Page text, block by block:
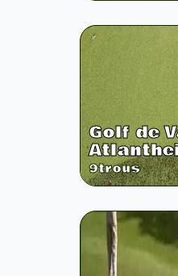
Golf de
9trous